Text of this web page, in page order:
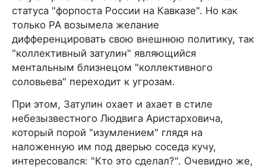
статуса "форпоста России на Кавказе". Но как
только РА возымела желание
дифференцировать свою внешнюю политику, так
"коллективный затулин" являющийся
ментальным близнецом "коллективного
соловьева" переходит к угрозам.
При этом, Затулин охает и ахает в стиле
небезызвестного Людвига Аристарховича,
который порой "изумлением" глядя на
наложенную им под дверью соседа кучу,
интересовался: "Кто это сделал?". Очевидно же,